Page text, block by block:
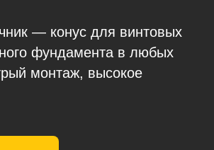
— конус для винтовых
фундамента в любых
монтаж, высокое